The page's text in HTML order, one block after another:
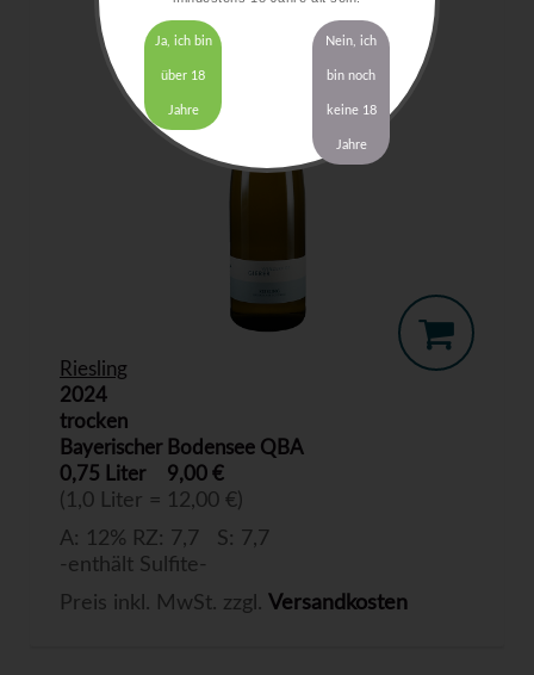
Riesling
2024
trocken
Bayerischer Bodensee QBA
0,75 Liter
9,00 €
(1,0 Liter = 12,00 €)
A: 12% RZ: 7,7 S: 7,7
-enthält Sulfite-
Preis inkl. MwSt. zzgl. Versandkosten
Ja, ich bin
über 18
Jahre
Nein, ich
bin noch
keine 18
Jahre